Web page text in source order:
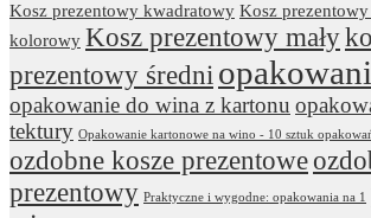
Kosz prezentowy kwadratowy Kosz
kolorowy Kosz prezentowy mały
prezentowy średni
opakowanie do wina z kartonu
tektury Opakowanie kartonowe na wino - 10 sztuk
ozdobne kosze prezentowe
prezentowy Praktyczne i wygodne: opakowania na 1